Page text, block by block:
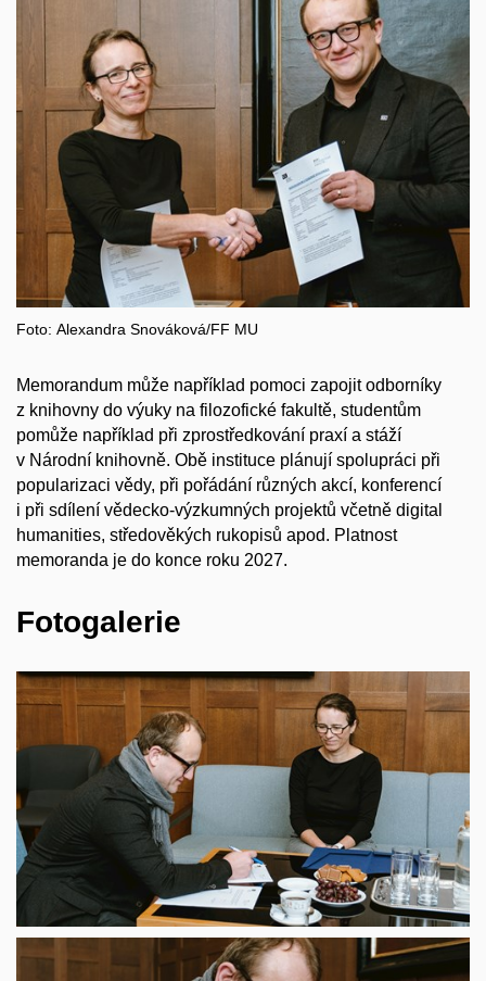
Foto: Alexandra Snováková/FF MU
Memorandum může například pomoci zapojit odborníky
z knihovny do výuky na filozofické fakultě, studentům
pomůže například při zprostředkování praxí a stáží
v Národní knihovně. Obě instituce plánují spolupráci při
popularizaci vědy, při pořádání různých akcí, konferencí
i při sdílení vědecko-výzkumných projektů včetně digital
humanities, středověkých rukopisů apod. Platnost
memoranda je do konce roku 2027.
Fotogalerie